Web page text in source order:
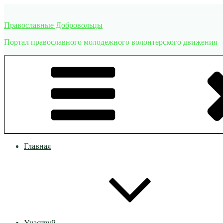
содержимому
Православные Добровольцы
Портал православного молодежного волонтерского движения
Главная